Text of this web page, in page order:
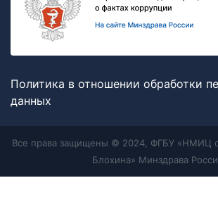
Политика в отношении обработки
данных
Все права защищены © 2024, ФГБУ «НМИЦ
Блохина» Минздрава